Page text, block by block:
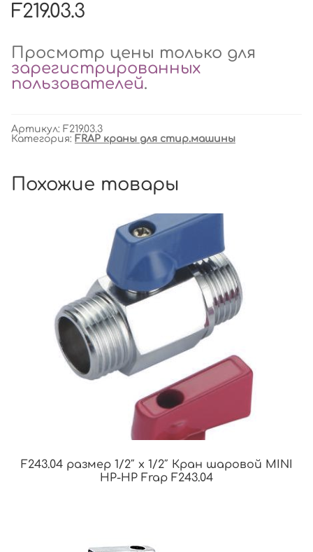
F219.03.3
Просмотр цены только для
зарегистрированных
пользователей.
Артикул: F219.03.3
Категория: FRAP краны для стир.машины
Похожие товары
F243.04 размер 1/2″ x 1/2″ Кран шаровой MINI
НР-НР Frap F243.04